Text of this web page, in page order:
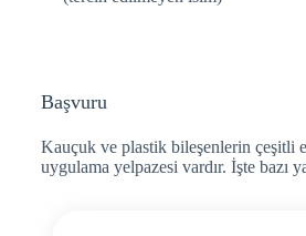
Başvuru
Kauçuk ve plastik bileşenlerin çeşitli
uygulama yelpazesi vardır. İşte bazı